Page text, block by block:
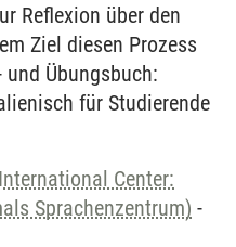
Reflexion über den
Ziel diesen Prozess
Übungsbuch:
für Studierende
International Center:
Sprachenzentrum) -